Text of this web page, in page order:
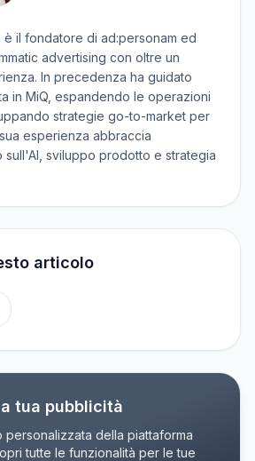
è il fondatore di ad:personam ed
advertising con oltre un
In precedenza ha guidato
in MiQ, espandendo le operazioni
strategie go-to-market per
esperienza abbraccia
sull'AI, sviluppo prodotto e strategia
articolo
tua pubblicità
personalizzata della piattaforma
tutte le funzionalità per le tue